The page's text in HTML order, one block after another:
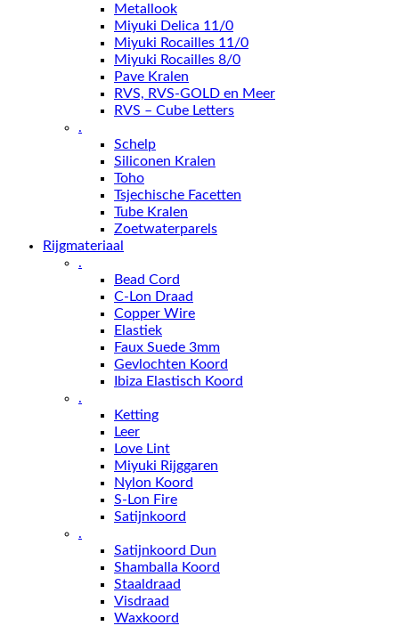
Metallook
Miyuki Delica 11/0
Miyuki Rocailles 11/0
Miyuki Rocailles 8/0
Pave Kralen
RVS, RVS-GOLD en Meer
RVS – Cube Letters
.
Schelp
Siliconen Kralen
Toho
Tsjechische Facetten
Tube Kralen
Zoetwaterparels
Rijgmateriaal
.
Bead Cord
C-Lon Draad
Copper Wire
Elastiek
Faux Suede 3mm
Gevlochten Koord
Ibiza Elastisch Koord
.
Ketting
Leer
Love Lint
Miyuki Rijggaren
Nylon Koord
S-Lon Fire
Satijnkoord
.
Satijnkoord Dun
Shamballa Koord
Staaldraad
Visdraad
Waxkoord